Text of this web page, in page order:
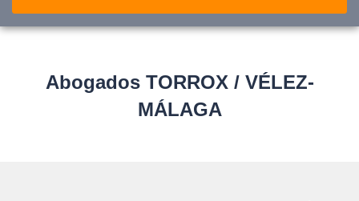
Abogados TORROX / VÉLEZ-
MÁLAGA